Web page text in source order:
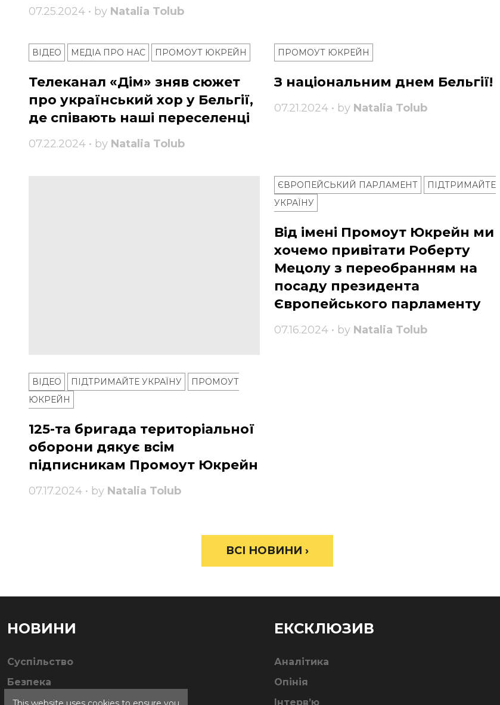
07.25.2024 • by Natalia Tolub
ВІДЕО МЕДІА ПРО НАС ПРОМОУТ ЮКРЕЙН
Телеканал «Дім» зняв сюжет
про український хор у Бельгії,
де співають наші переселенці
07.22.2024 • by Natalia Tolub
ПРОМОУТ ЮКРЕЙН
З національним днем ​​Бельгії!
07.21.2024 • by Natalia Tolub
ВІДЕО ПІДТРИМАЙТЕ УКРАЇНУ
ПРОМОУТ
ЮКРЕЙН
125-та бригада територіальної
оборони дякує всім
підписникам Промоут Юкрейн
07.17.2024 • by Natalia Tolub
ЄВРОПЕЙСЬКИЙ ПАРЛАМЕНТ
ПІДТРИМАЙТЕ
УКРАЇНУ
Від імені Промоут Юкрейн ми
хочемо привітати Роберту
Мецолу з переобранням на
посаду президента
Європейського парламенту
07.16.2024 • by Natalia Tolub
ВСІ НОВИНИ ›
НОВИНИ
Суспільство
Безпека
ЕКСКЛЮЗИВ
Аналітика
Опінія
Інтерв’ю